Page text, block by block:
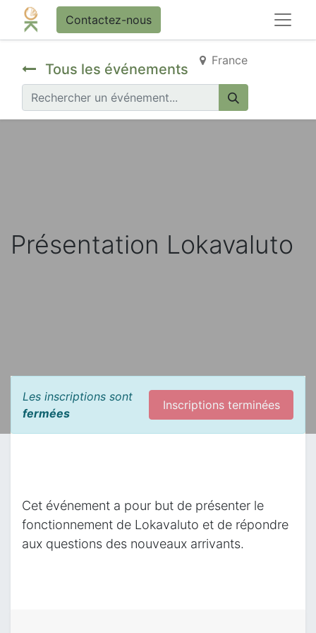
Contactez-nous
Tous les événements
France
Présentation Lokavaluto
Les inscriptions sont
fermées
Inscriptions terminées
Cet événement a pour but de présenter le
fonctionnement de Lokavaluto et de répondre
aux questions des nouveaux arrivants.